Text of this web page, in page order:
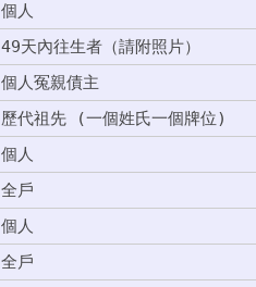
個人
49天內往生者（請附照片）
個人冤親債主
歷代祖先
(一個姓氏一個牌位)
個人
全戶
個人
全戶